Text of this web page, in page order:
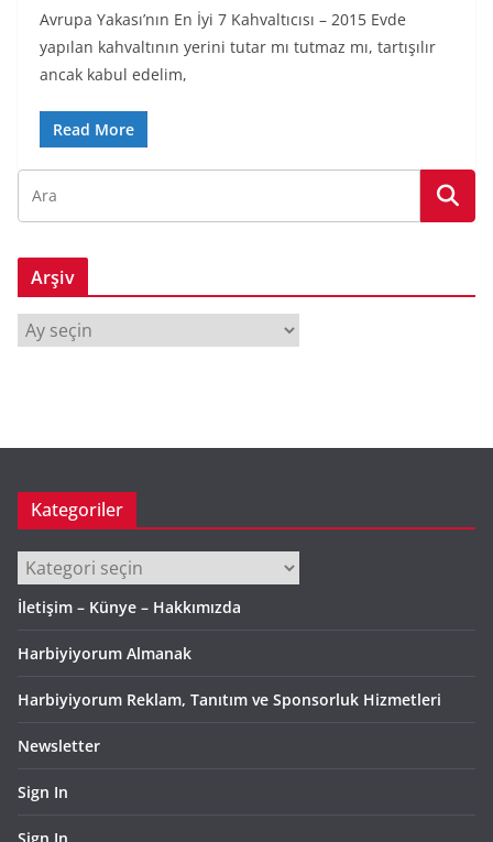
Avrupa Yakası’nın En İyi 7 Kahvaltıcısı – 2015 Evde
yapılan kahvaltının yerini tutar mı tutmaz mı, tartışılır
ancak kabul edelim,
Read More
Arşiv
r
Kategoriler
Kategoriler
İletişim – Künye – Hakkımızda
Harbiyiyorum Almanak
Harbiyiyorum Reklam, Tanıtım ve Sponsorluk Hizmetleri
Newsletter
Sign In